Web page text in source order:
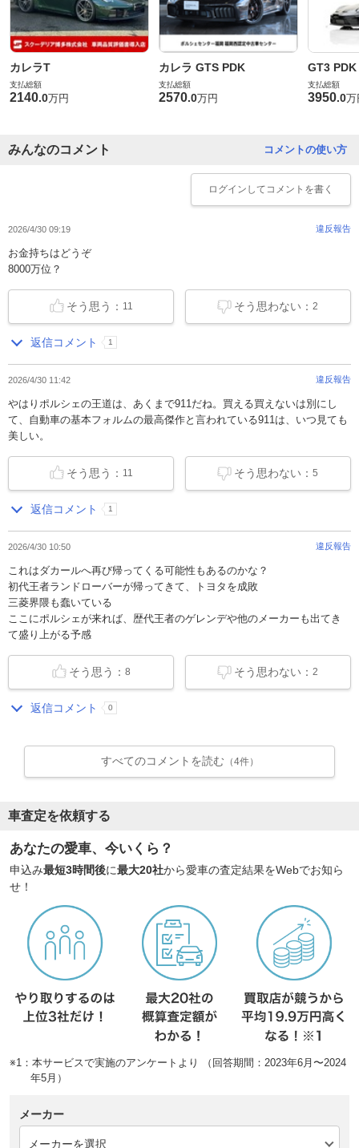
カレラT
支払総額
2140.0万円
カレラ GTS PDK
支払総額
2570.0万円
GT3 PDK
支払総額
3950.0万
コメントの使い方
みんなのコメント
ログイン してコメントを書く
2026/4/30 09:19 違反報告
お金持ちはどうぞ
8000万位？
そう思わない：2
そう思う： 11
返信コメント 1
2026/4/30 11:42 違反報告
やはりポルシェの王道は、あくまで911だね。買える買えないは別にし
て、自動車の基本フォルムの最高傑作と言われている911は、いつ見ても
美しい。
そう思わない：5
そう思う： 11
返信コメント 1
2026/4/30 10:50 違反報告
これはダカールへ再び帰ってくる可能性もあるのかな？
初代王者ランドローバーが帰ってきて、トヨタを成敗
三菱界隈も蠢いている
ここにポルシェが来れば、歴代王者のゲレンデや他のメーカーも出てき
て盛り上がる予感
そう思わない：2
そう思う： 8
返信コメント 0
すべてのコメントを読む （4件）
車査定を依頼する
あなたの愛車、今いくら？
申込み最短3時間後に最大20社から愛車の査定結果をWebでお知ら
せ！
※1：本サービスで実施のアンケートより （回答期間：2023年6月〜2024
年5月）
メーカー